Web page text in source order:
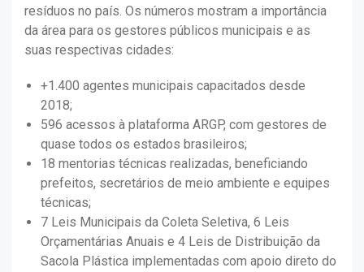
resíduos no país. Os números mostram a importância
da área para os gestores públicos municipais e as
suas respectivas cidades:
+1.400 agentes municipais capacitados desde
2018;
596 acessos à plataforma ARGP, com gestores de
quase todos os estados brasileiros;
18 mentorias técnicas realizadas, beneficiando
prefeitos, secretários de meio ambiente e equipes
técnicas;
7 Leis Municipais da Coleta Seletiva, 6 Leis
Orçamentárias Anuais e 4 Leis de Distribuição da
Sacola Plástica implementadas com apoio direto do